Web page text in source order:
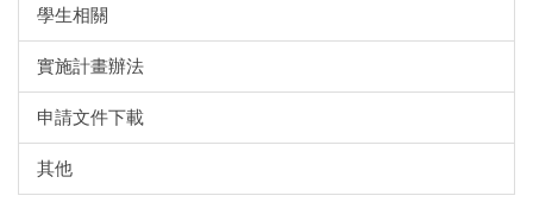
學生相關
實施計畫辦法
申請文件下載
其他